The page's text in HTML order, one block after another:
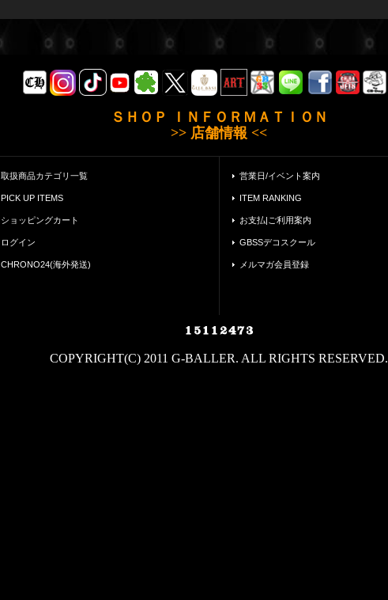
ＳＨＯＰ ＩＮＦＯＲＭＡＴＩＯＮ
>> 店舗情報 <<
取扱商品カテゴリ一覧
PICK UP ITEMS
ショッピングカート
ログイン
CHRONO24(海外発送)
営業日/イベント案内
ITEM RANKING
お支払|ご利用案内
GBSSデコスクール
メルマガ会員登録
COPYRIGHT(C) 2011 G-BALLER. ALL RIGHTS RESERVED.